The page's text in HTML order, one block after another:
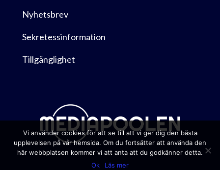
Nyhetsbrev
Sekretessinformation
Tillgänglighet
Vi använder cookies för att se till att vi ger dig den bästa
upplevelsen på vår hemsida. Om du fortsätter att använda den
här webbplatsen kommer vi att anta att du godkänner detta.
Ok
Läs mer